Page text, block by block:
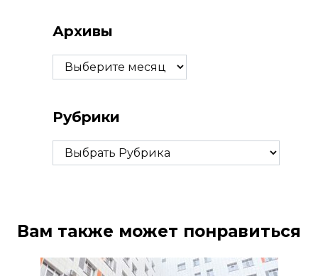
Архивы
Архивы
Рубрики
Рубрики
Вам также может понравиться